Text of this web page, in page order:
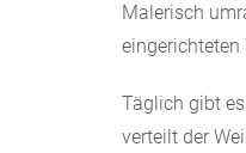
Malerisch
eingerichteten
Täglich gibt
verteilt der